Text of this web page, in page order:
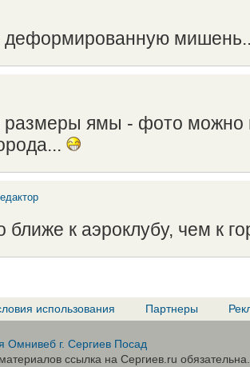
деформированную
размеры ямы - фото можно
ближе к аэроклубу, чем к
использования Партнеры
Омнивеб г. Сергиев Посад
ссылка на Сергиев.ru обязательна.